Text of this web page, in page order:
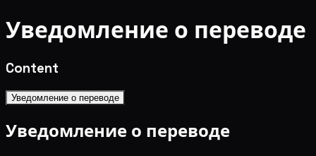
Уведомление о переводе
Content
Уведомление о переводе
Уведомление о переводе